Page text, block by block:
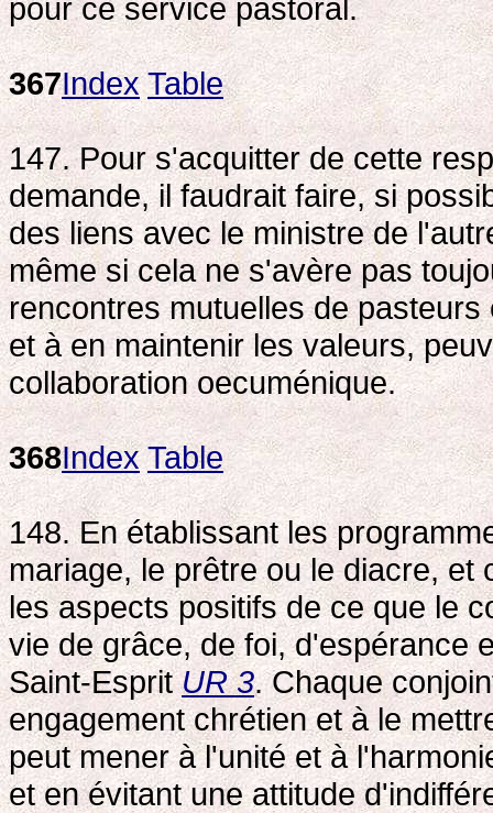
pour ce service pastoral.
367Index Table
147. Pour s'acquitter de cette
demande, il faudrait faire, si
des liens avec le ministre de
même si cela ne s'avère pas
rencontres mutuelles de
et à en maintenir les valeurs,
collaboration oecuménique.
368Index Table
148. En établissant les
mariage, le prêtre ou le diacre,
les aspects positifs de ce que le
vie de grâce, de foi, d'espérance
Saint-EspritUR 3. Chaque
engagement chrétien et à le
peut mener à l'unité et à
et en évitant une attitude